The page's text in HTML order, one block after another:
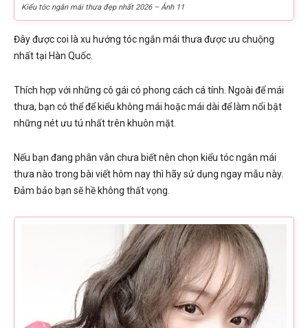
Kiểu tóc ngắn mái thưa đẹp nhất 2026 – Ảnh 11
Đây được coi là xu hướng tóc ngắn mái thưa được ưu chuộng
nhất tại Hàn Quốc.
Thích hợp với những cô gái có phong cách cá tính. Ngoài để mái
thưa, bạn có thể để kiểu không mái hoặc mái dài để làm nổi bật
những nét ưu tú nhất trên khuôn mặt.
Nếu bạn đang phân vân chưa biết nên chọn kiểu tóc ngắn mái
thưa nào trong bài viết hôm nay thì hãy sử dụng ngay mẫu này.
Đảm bảo bạn sẽ hề không thất vọng.